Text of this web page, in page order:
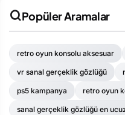
Popüler Aramalar
retro oyun konsolu aksesuar
vr sanal gerçeklik gözlüğü
ps5 kampanya retro oyun
sanal gerçeklik gözlüğü en